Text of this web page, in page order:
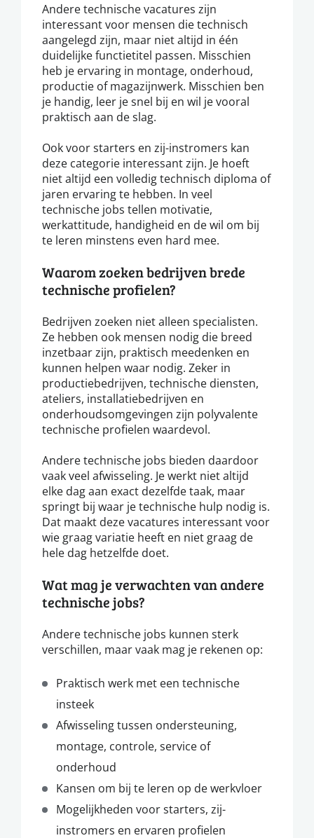
Andere technische vacatures zijn
interessant voor mensen die technisch
aangelegd zijn, maar niet altijd in één
duidelijke functietitel passen. Misschien
heb je ervaring in montage, onderhoud,
productie of magazijnwerk. Misschien ben
je handig, leer je snel bij en wil je vooral
praktisch aan de slag.
Ook voor starters en zij-instromers kan
deze categorie interessant zijn. Je hoeft
niet altijd een volledig technisch diploma of
jaren ervaring te hebben. In veel
technische jobs tellen motivatie,
werkattitude, handigheid en de wil om bij
te leren minstens even hard mee.
Waarom zoeken bedrijven brede
technische profielen?
Bedrijven zoeken niet alleen specialisten.
Ze hebben ook mensen nodig die breed
inzetbaar zijn, praktisch meedenken en
kunnen helpen waar nodig. Zeker in
productiebedrijven, technische diensten,
ateliers, installatiebedrijven en
onderhoudsomgevingen zijn polyvalente
technische profielen waardevol.
Andere technische jobs bieden daardoor
vaak veel afwisseling. Je werkt niet altijd
elke dag aan exact dezelfde taak, maar
springt bij waar je technische hulp nodig is.
Dat maakt deze vacatures interessant voor
wie graag variatie heeft en niet graag de
hele dag hetzelfde doet.
Wat mag je verwachten van andere
technische jobs?
Andere technische jobs kunnen sterk
verschillen, maar vaak mag je rekenen op:
Praktisch werk met een technische
insteek
Afwisseling tussen ondersteuning,
montage, controle, service of
onderhoud
Kansen om bij te leren op de werkvloer
Mogelijkheden voor starters, zij-
instromers en ervaren profielen